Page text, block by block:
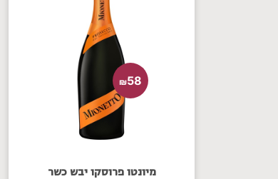
מיונטו פרוסקו יבש כשר
₪58